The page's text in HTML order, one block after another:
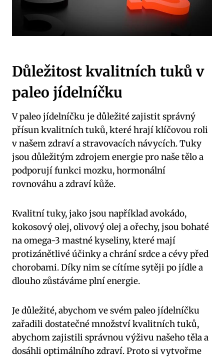
Důležitost kvalitních tuků v
paleo jídelníčku
V paleo jídelníčku je důležité zajistit správný
přísun kvalitních tuků, které hrají klíčovou roli
v našem zdraví a stravovacích návycích. Tuky
jsou důležitým ‌zdrojem ‌energie pro naše tělo a
podporují funkci mozku, hormonální
rovnováhu a zdraví kůže.
Kvalitní‍ tuky,⁤ jako jsou například avokádo,
kokosový olej, olivový olej a ořechy, jsou bohaté
na omega-3 mastné kyseliny, které mají
protizánětlivé ‍účinky a chrání srdce a cévy před
chorobami. Díky nim ⁢se cítíme sytěji po jídle a
dlouho zůstáváme plní energie.
Je důležité, abychom ve svém paleo jídelníčku
zařadili dostatečné množství kvalitních tuků,
⁣abychom zajistili správnou výživu našeho těla‌ a
dosáhli optimálního zdraví. ‍Proto si vytvořme⁣